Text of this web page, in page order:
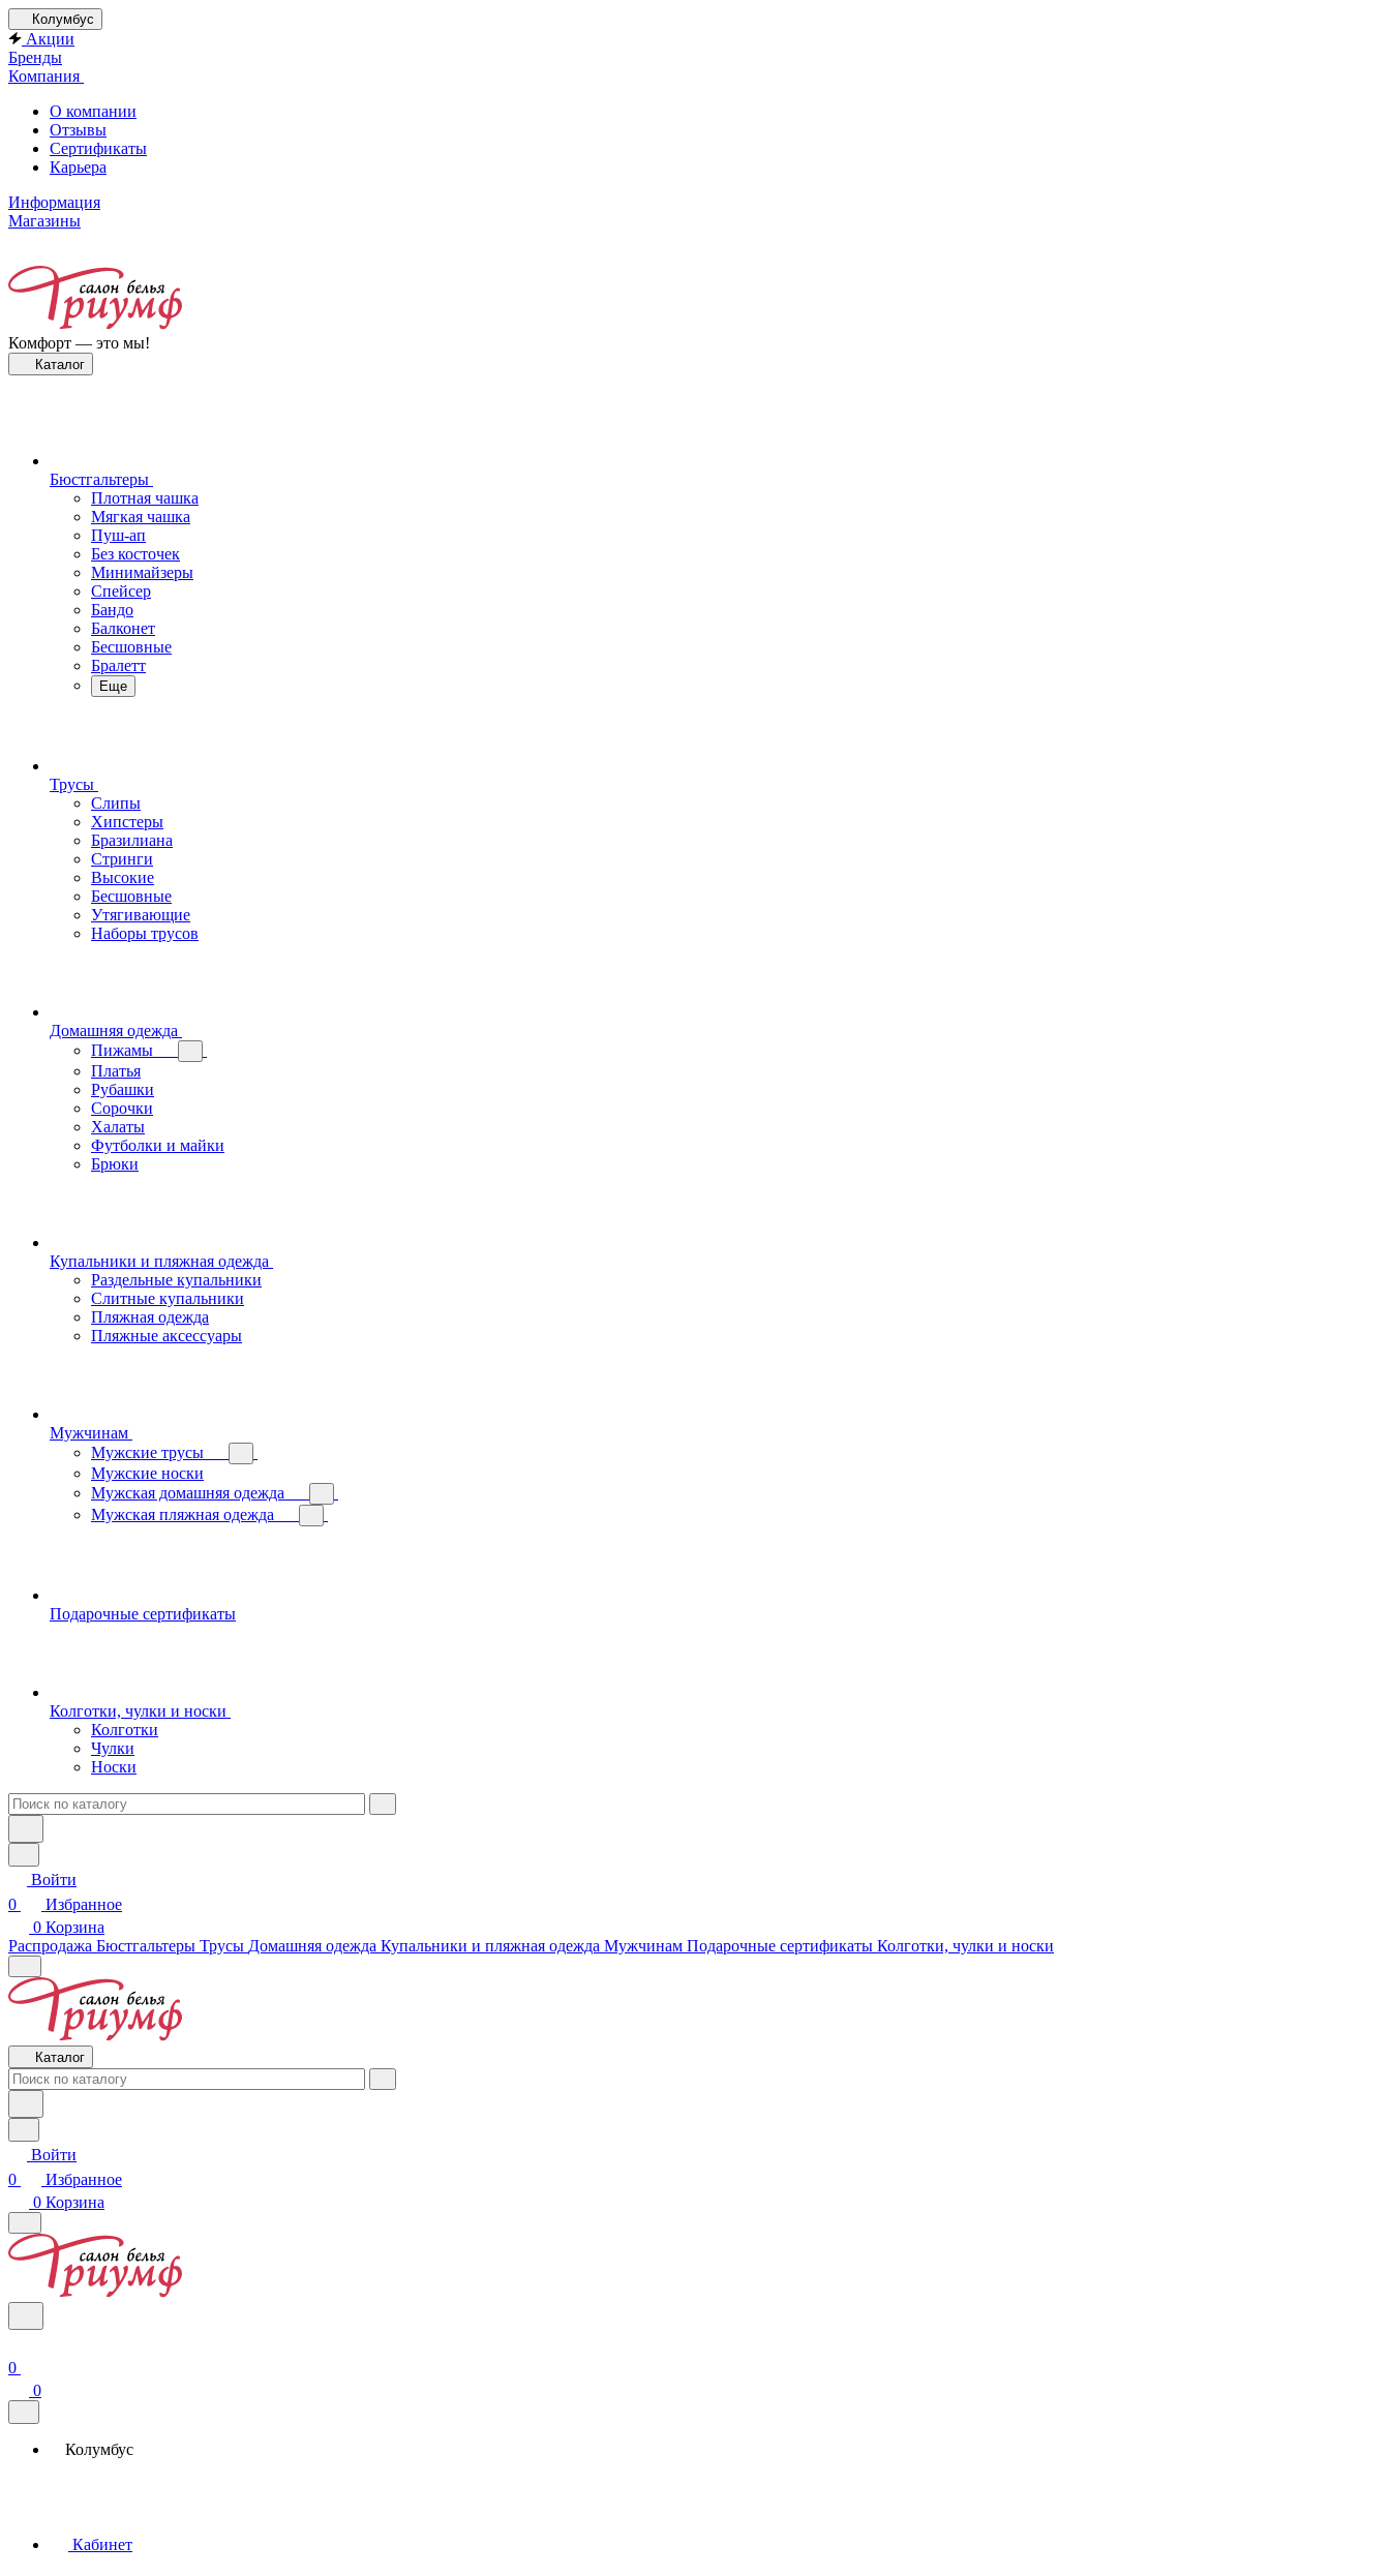
Колумбус
Акции
Бренды
Компания
О компании
Отзывы
Сертификаты
Карьера
Информация
Магазины
Комфорт — это мы!
Каталог
Бюстгальтеры
Плотная чашка
Мягкая чашка
Пуш-ап
Без косточек
Минимайзеры
Спейсер
Бандо
Балконет
Бесшовные
Бралетт
Еще
Трусы
Слипы
Хипстеры
Бразилиана
Стринги
Высокие
Бесшовные
Утягивающие
Наборы трусов
Домашняя одежда
Пижамы
Платья
Рубашки
Сорочки
Халаты
Футболки и майки
Брюки
Купальники и пляжная одежда
Раздельные купальники
Слитные купальники
Пляжная одежда
Пляжные аксессуары
Мужчинам
Мужские трусы
Мужские носки
Мужская домашняя одежда
Мужская пляжная одежда
Подарочные сертификаты
Колготки, чулки и носки
Колготки
Чулки
Носки
Войти
0
Избранное
0 Корзина
Распродажа Бюстгальтеры Трусы Домашняя одежда Купальники и пляжная одежда Мужчинам Подарочные сертификаты Колготки, чулки и носки
Каталог
Войти
0
Избранное
0 Корзина
0
0
Колумбус
Кабинет